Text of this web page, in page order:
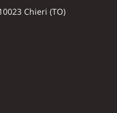
Chieri (TO)